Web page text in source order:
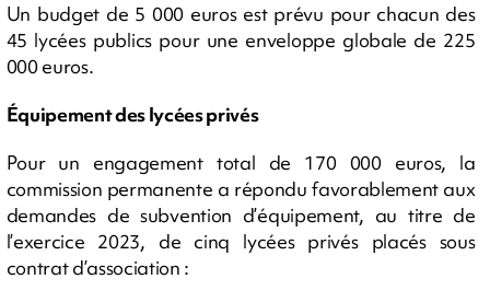
Un budget de 5 000 euros est prévu pour chacun des
45 lycées publics pour une enveloppe globale de 225
000 euros.
Équipement des lycées privés
Pour un engagement total de 170 000 euros, la
commission permanente a répondu favorablement aux
demandes de subvention d’équipement, au titre de
l’exercice 2023, de cinq lycées privés placés sous
contrat d’association :